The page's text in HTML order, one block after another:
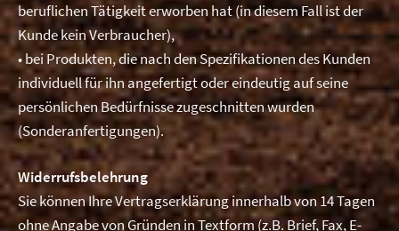
beruflichen Tätigkeit erworben hat (in diesem Fall ist der
Kunde kein Verbraucher),
• bei Produkten, die nach den Spezifikationen des Kunden
individuell für ihn angefertigt oder eindeutig auf seine
persönlichen Bedürfnisse zugeschnitten wurden
(Sonderanfertigungen).
Widerrufsbelehrung
Sie können Ihre Vertragserklärung innerhalb von 14 Tagen
ohne Angabe von Gründen in Textform (z.B. Brief, Fax, E-